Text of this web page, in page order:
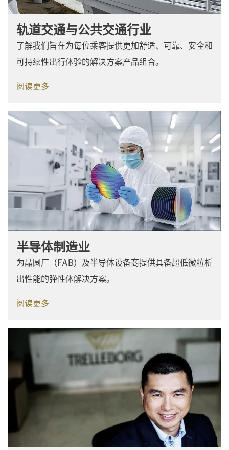
轨道交通与公共交通行业
了解我们旨在为每位乘客提供更加舒适、可靠、安全和
可持续性出行体验的解决方案产品组合。
阅读更多
半导体制造业
为晶圆厂（FAB）及半导体设备商提供具备超低微粒析
出性能的弹性体解决方案。
阅读更多